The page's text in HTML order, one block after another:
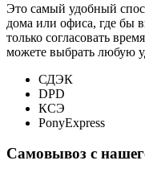
Это самый удобный
дома или офиса, где бы
только согласовать
можете выбрать любую
СДЭК
DPD
КСЭ
PonyExpress
Самовывоз с